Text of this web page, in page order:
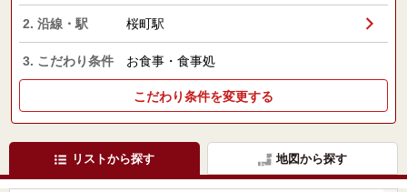
2. 沿線・駅 桜町駅
3. こだわり条件 お食事・食事処
こだわり条件を変更する
リストから探す 地図から探す